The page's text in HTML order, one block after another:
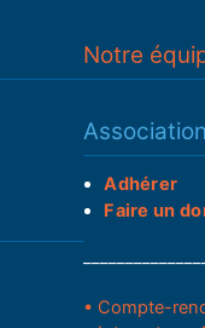
Notre
Association
Adhérer
Faire un
• Compte-